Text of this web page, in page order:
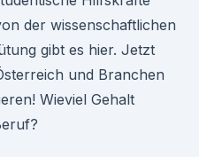
der wissenschaftlichen
gibt es hier. Jetzt
und Branchen
Wieviel Gehalt